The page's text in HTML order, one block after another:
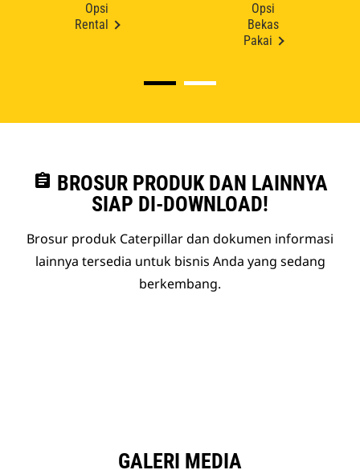
Opsi
Rental
Opsi
Bekas
Pakai
assignment BROSUR PRODUK DAN LAINNYA
SIAP DI-DOWNLOAD!
Brosur produk Caterpillar dan dokumen informasi
lainnya tersedia untuk bisnis Anda yang sedang
berkembang.
GALERI MEDIA